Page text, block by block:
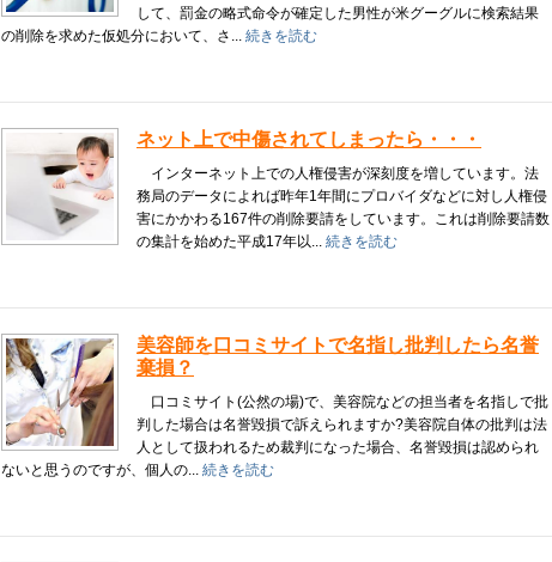
して、罰金の略式命令が確定した男性が米グーグルに検索結果
の削除を求めた仮処分において、さ... 続きを読む
ネット上で中傷されてしまったら・・・
インターネット上での人権侵害が深刻度を増しています。法
務局のデータによれば昨年1年間にプロバイダなどに対し人権侵
害にかかわる167件の削除要請をしています。これは削除要請数
の集計を始めた平成17年以... 続きを読む
美容師を口コミサイトで名指し批判したら名誉
棄損？
口コミサイト(公然の場)で、美容院などの担当者を名指しで批
判した場合は名誉毀損で訴えられますか?美容院自体の批判は法
人として扱われるため裁判になった場合、名誉毀損は認められ
ないと思うのですが、個人の... 続きを読む